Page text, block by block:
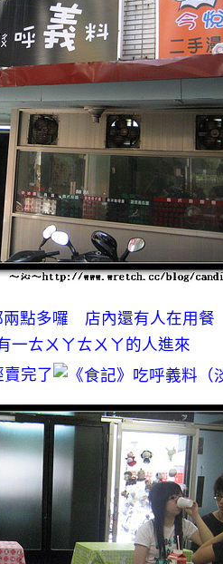
點多囉 店內還有人在用餐
一ㄊㄨㄚㄊㄨㄚ的人進來
完了